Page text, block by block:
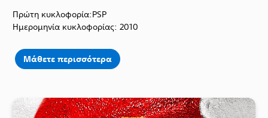
Πρώτη κυκλοφορία:PSP
Ημερομηνία κυκλοφορίας: 2010
Μάθετε περισσότερα